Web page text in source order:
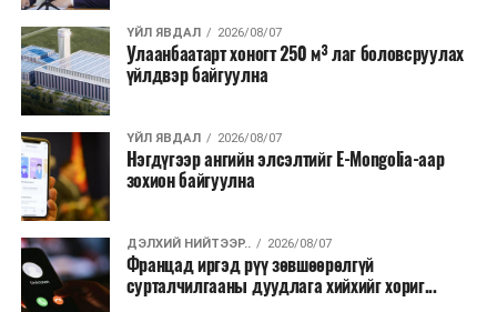
анхааруулсан бөгөөд энэ нь гал унтраах ажиллагаанд
шинэ сорилт учруулж болзошгүйг онцолжээ.
ҮЙЛ ЯВДАЛ 2026/08/07
Улаанбаатарт хоногт 250 м³ лаг боловсруулах
үйлдвэр байгуулна
ҮЙЛ ЯВДАЛ 2026/08/07
Нэгдүгээр ангийн элсэлтийг E-Mongolia-аар
зохион байгуулна
ДЭЛХИЙ НИЙТЭЭР.. 2026/08/07
Францад иргэд рүү зөвшөөрөлгүй
сурталчилгааны дуудлага хийхийг хориг...